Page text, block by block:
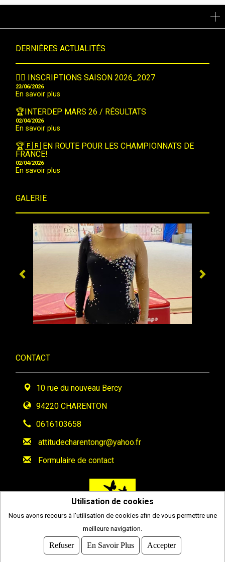
DERNIÈRES ACTUALITÉS
🤸‍♀️ INSCRIPTIONS SAISON 2026_2027
23/06/2026
En savoir plus
🏆INTERDEP MARS 26 / RÉSULTATS
02/04/2026
En savoir plus
🏆🇫🇷 EN ROUTE POUR LES CHAMPIONNATS DE
FRANCE!
02/04/2026
En savoir plus
GALERIE
CONTACT
10 rue du nouveau Bercy
94220 CHARENTON
0616103658
attitudecharentongr@yahoo.fr
Formulaire de contact
2026
© COMITI -CGVU
OPTIMISÉ POUR CHROME ET FIREFOX
Utilisation de cookies
Nous avons recours à l'utilisation de cookies afin de vous permettre une
meilleure navigation.
Refuser En Savoir Plus Accepter